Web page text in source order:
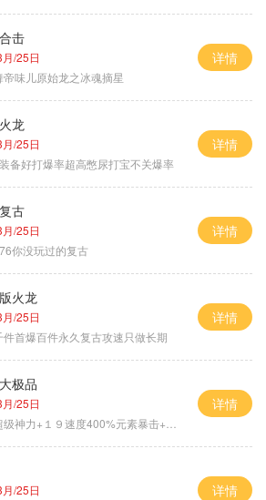
击
/25日
帝味儿原始龙之冰魂摘星
详情
龙
/25日
备好打爆率超高憋尿打宝不关爆率
详情
古
/25日
你没玩过的复古
详情
火龙
/25日
件首爆百件永久复古攻速只做长期
详情
极品
/25日
级神力+１９速度400%元素暴击+６６
详情
/25日
详情